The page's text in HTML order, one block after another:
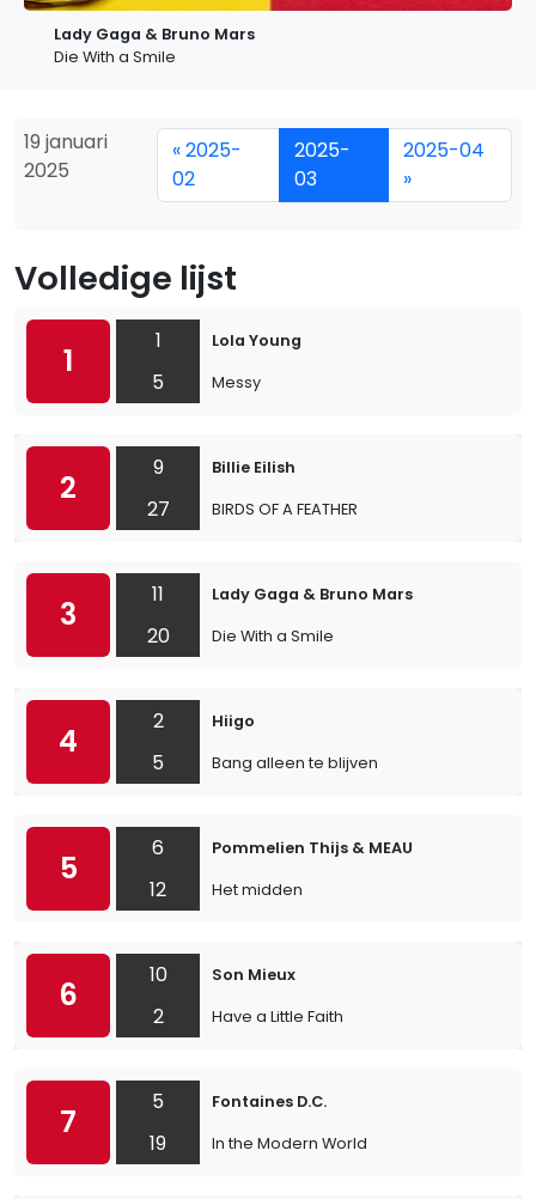
Lady Gaga & Bruno Mars
Die With a Smile
19 januari
2025
« 2025-
02
2025-
03
2025-04
»
Volledige lijst
1
1
5
Lola Young
Messy
2
9
27
Billie Eilish
BIRDS OF A FEATHER
3
11
20
Lady Gaga & Bruno Mars
Die With a Smile
4
2
5
Hiigo
Bang alleen te blijven
5
6
12
Pommelien Thijs & MEAU
Het midden
6
10
2
Son Mieux
Have a Little Faith
7
5
19
Fontaines D.C.
In the Modern World